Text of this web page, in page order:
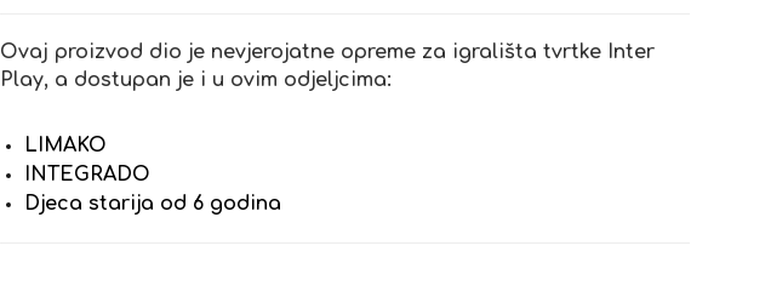
Ovaj proizvod dio je nevjerojatne opreme za igrališta tvrtke Inter
Play, a dostupan je i u ovim odjeljcima:
LIMAKO
INTEGRADO
Djeca starija od 6 godina